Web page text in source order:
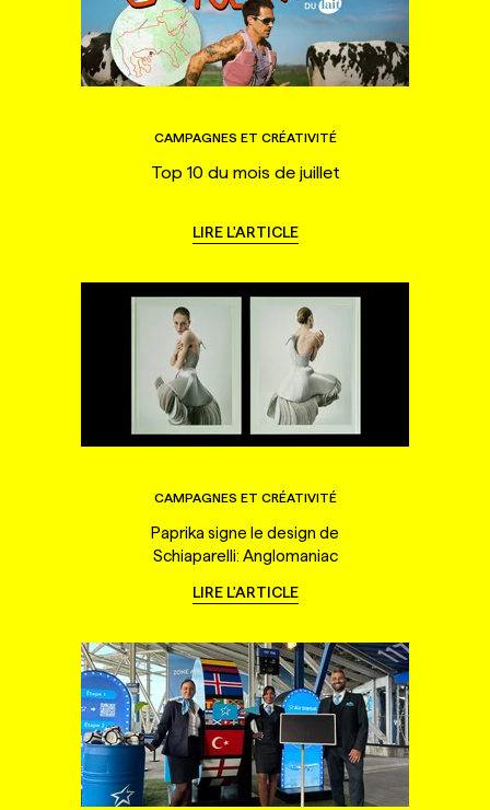
CAMPAGNES ET CRÉATIVITÉ
Top 10 du mois de juillet
LIRE L'ARTICLE
CAMPAGNES ET CRÉATIVITÉ
Paprika signe le design de
Schiaparelli: Anglomaniac
LIRE L'ARTICLE